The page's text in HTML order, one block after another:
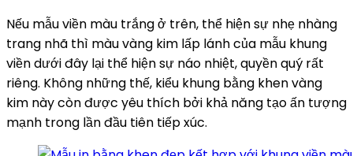
Nếu mẫu viền màu trắng ở trên, thể hiện sự nhẹ nhàng
trang nhã thì màu vàng kim lấp lánh của mẫu khung
viền dưới đây lại thể hiện sự náo nhiệt, quyền quý rất
riêng. Không những thế, kiểu khung bằng khen vàng
kim này còn được yêu thích bởi khả năng tạo ấn tượng
mạnh trong lần đầu tiên tiếp xúc.